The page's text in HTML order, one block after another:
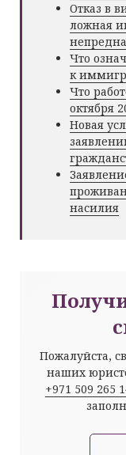
Отказ в
ложная
Что
к
Что
октября
Новая
насилия
Пожалуйста,
наших
+971 509 265